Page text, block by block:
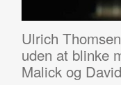
Ulrich
uden at blinke
Malick og